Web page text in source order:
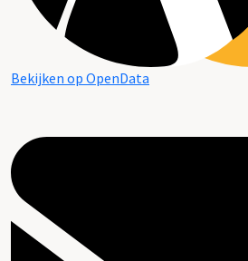
Bekijken op OpenData